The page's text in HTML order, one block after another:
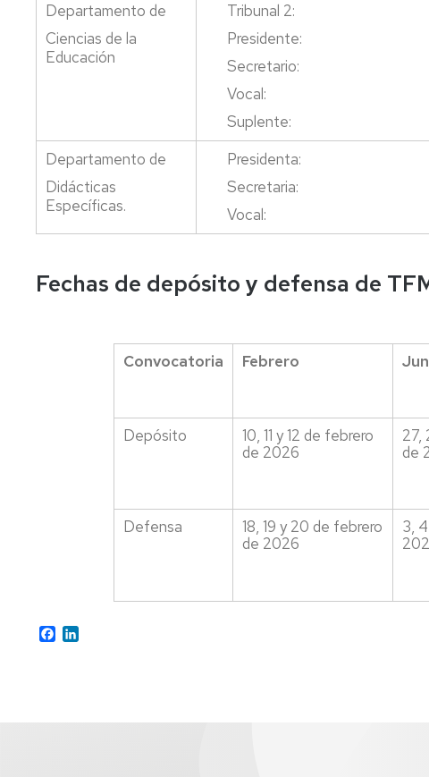
Departamento de
Ciencias de la
Educación
Tribunal 2:
Presidente:
Secretario:
Vocal:
Suplente:
Departamento de
Didácticas
Específicas.
Presidenta:
Secretaria:
Vocal:
Fechas de depósito y defensa de
Convocatoria Febrero
Depósito
10, 11 y 12 de febrero
de 2026
27,
de
Defensa
18, 19 y 20 de febrero
de 2026
3,
Facebook